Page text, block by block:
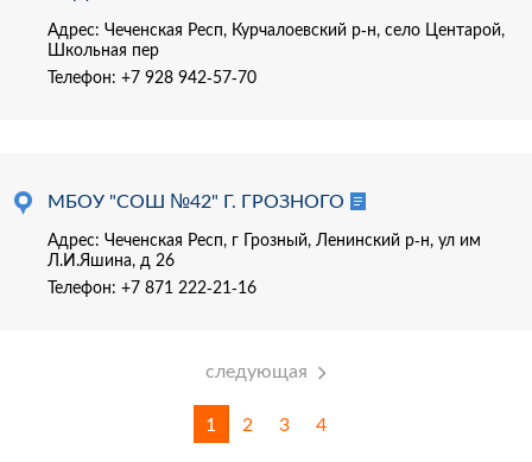
Адрес: Чеченская Респ, Курчалоевский р-н, село Центарой,
Школьная пер
Телефон: +7 928 942-57-70
МБОУ "СОШ №42" Г. ГРОЗНОГО
Адрес: Чеченская Респ, г Грозный, Ленинский р-н, ул им
Л.И.Яшина, д 26
Телефон: +7 871 222-21-16
следующая
1 2 3 4